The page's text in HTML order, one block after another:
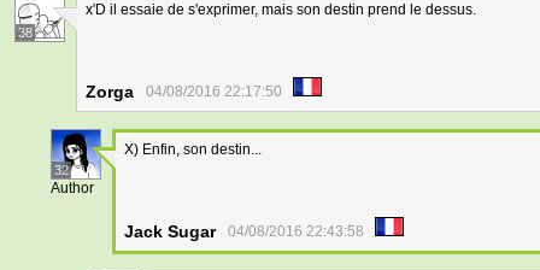
38
x'D il essaie de s'exprimer, mais son destin prend le dessus.
Zorga 04/08/2016 22:17:50
32
Author
X) Enfin, son destin...
Jack Sugar 04/08/2016 22:43:58